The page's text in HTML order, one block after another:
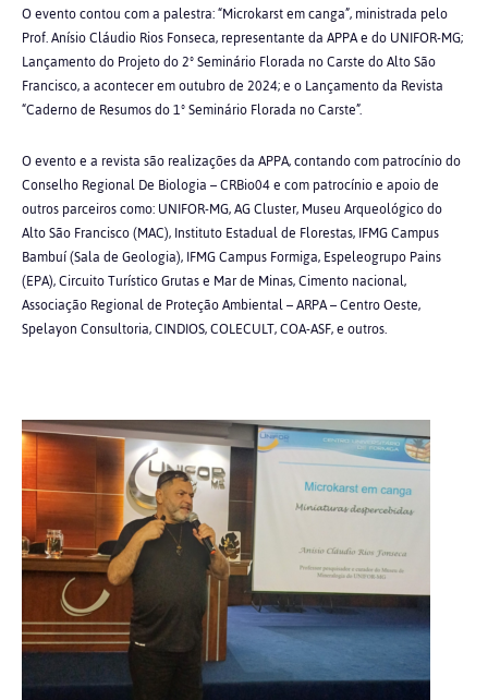
O evento contou com a palestra: “Microkarst em canga”, ministrada pelo
Prof. Anísio Cláudio Rios Fonseca, representante da APPA e do UNIFOR-MG;
Lançamento do Projeto do 2º Seminário Florada no Carste do Alto São
Francisco, a acontecer em outubro de 2024; e o Lançamento da Revista
“Caderno de Resumos do 1º Seminário Florada no Carste”.
O evento e a revista são realizações da APPA, contando com patrocínio do
Conselho Regional De Biologia – CRBio04 e com patrocínio e apoio de
outros parceiros como: UNIFOR-MG, AG Cluster, Museu Arqueológico do
Alto São Francisco (MAC), Instituto Estadual de Florestas, IFMG Campus
Bambuí (Sala de Geologia), IFMG Campus Formiga, Espeleogrupo Pains
(EPA), Circuito Turístico Grutas e Mar de Minas, Cimento nacional,
Associação Regional de Proteção Ambiental – ARPA – Centro Oeste,
Spelayon Consultoria, CINDIOS, COLECULT, COA-ASF, e outros.